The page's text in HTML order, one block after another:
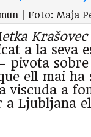
| Foto: Maja
Krašovec
a la seva
pivota
ell mai ha
viscuda a
Ljubljana